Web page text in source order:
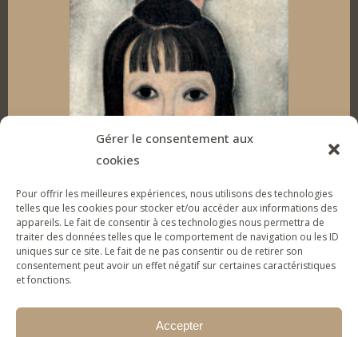
Gérer le consentement aux
cookies
Pour offrir les meilleures expériences, nous utilisons des technologies
telles que les cookies pour stocker et/ou accéder aux informations des
appareils. Le fait de consentir à ces technologies nous permettra de
traiter des données telles que le comportement de navigation ou les ID
uniques sur ce site. Le fait de ne pas consentir ou de retirer son
consentement peut avoir un effet négatif sur certaines caractéristiques
et fonctions.
Accepter
k
e
d
I
e
b
o
o
t
a
g
r
m
T
u
b
e
SOUTENEZ LA FONDATION
des jeunes & familles fragilisés et les aider à
(re)prendre confiance en eux.